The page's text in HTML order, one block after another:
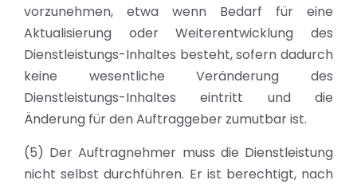
vorzunehmen, etwa wenn Bedarf für eine
Aktualisierung oder Weiterentwicklung des
Dienstleistungs-Inhaltes besteht, sofern dadurch
keine wesentliche Veränderung des
Dienstleistungs-Inhaltes eintritt und die
Änderung für den Auftraggeber zumutbar ist.
(5) Der Auftragnehmer muss die Dienstleistung
nicht selbst durchführen. Er ist berechtigt, nach